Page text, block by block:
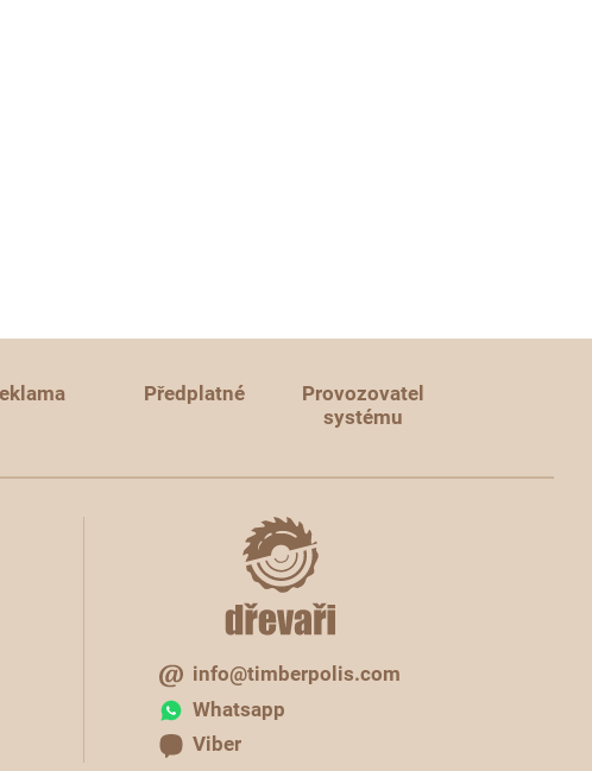
Předplatné
Provozovatel
systému
info@timberpolis.com
Whatsapp
Viber